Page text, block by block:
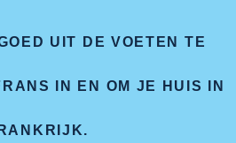
UIT DE VOETEN TE
IN EN OM JE HUIS IN